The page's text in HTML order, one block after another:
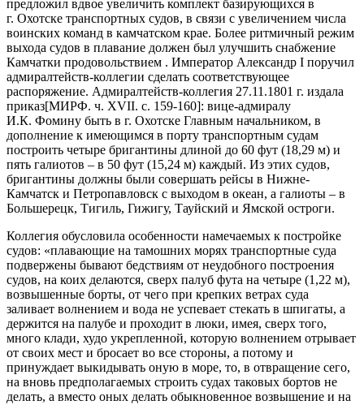
предложил вдвое увеличить комплект базирующихся в
г. Охотске транспортных судов, в связи с увеличением числа
воинских команд в камчатском крае. Более ритмичный режим
выхода судов в плавание должен был улучшить снабжение
Камчатки продовольствием . Император Александр I поручил
адмиралтейств-коллегии сделать соответствующее
распоряжение. Адмиралтейств-коллегия 27.11.1801 г. издала
приказ[МИРФ. ч. XVII. с. 159-160]: вице-адмиралу
И.К. Фомину быть в г. Охотске Главным начальником, в
дополнение к имеющимся в порту транспортным судам
построить четыре бригантины длиной до 60 фут (18,29 м) и
пять галиотов – в 50 фут (15,24 м) каждый. Из этих судов,
бригантины должны были совершать рейсы в Нижне-
Камчатск и Петропавловск с выходом в океан, а галиоты – в
Большерецк, Тигиль, Гижигу, Тауйский и Ямской остроги.
Коллегия обусловила особенности намечаемых к постройке
судов: «плавающие на тамошних морях транспортные суда
подвержены бывают бедствиям от неудобного построения
судов, на коих делаются, сверх палуб фута на четыре (1,22 м),
возвышенные борты, от чего при крепких ветрах суда
заливает волнением и вода не успевает стекать в шпигаты, а
держится на палубе и проходит в люки, имея, сверх того,
много клади, худо укрепленной, которую волнением отрывает
от своих мест и бросает во все стороны, а потому и
принуждает выкидывать оную в море, то, в отвращение сего,
на вновь предполагаемых строить судах таковых бортов не
делать, а вместо оных делать обыкновенное возвышение и на